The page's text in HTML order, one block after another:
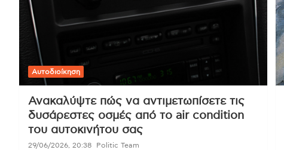
Αυτοδιοίκηση
Ανακαλύψτε πώς να αντιμετωπίσετε τις
δυσάρεστες οσμές από το air condition
του αυτοκινήτου σας
29/06/2026, 20:38 Politic Team